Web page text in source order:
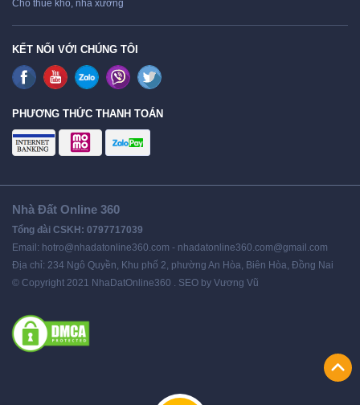
Cho thuê kho, nhà xưởng
KẾT NỐI VỚI CHÚNG TÔI
PHƯƠNG THỨC THANH TOÁN
Nhà Đất Online 360
Tổng đài CSKH: 0797717039
Email: hotro@nhadatonline360.com - nhadatonline360.com@gmail.com
Địa chỉ: 234 Ngô Quyền, Khu phố 2, phường An Hòa, Biên Hòa, Đồng Nai
© Copyright 2021 NhaDatOnline360 . SEO by Vương Vũ